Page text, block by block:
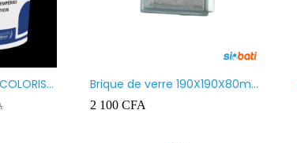
ROUGE
Brique de verre 190X190X80mm
motif vague x bulles
2 100 CFA